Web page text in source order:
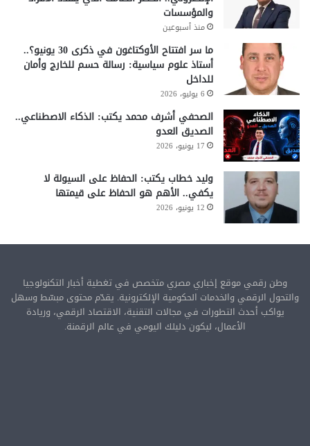
والمؤسسات
منذ أسبوعين
ما سر افتتاح الأوكتاغون في ذكرى 30 يونيو؟..
أستاذ علوم سياسية: رسالة حسم للخارج وأمان
للداخل
6 يوليو، 2026
الصحفي أشرف محمد يكتب: الذكاء الاصطناعي..
الصديق العدو
17 يونيو، 2026
وليد خطاب يكتب: الحفاظ على السيولة لا
يكفي.. الأهم هو الحفاظ على قيمتها
12 يونيو، 2026
وطن رقمي موقع إخباري مصري متخصص في تغطية أخبار التكنولوجيا
والتحول الرقمي والخدمات الحكومية الإلكترونية. يقدّم محتوى مبسّط وسهل
يواكب أحدث التطورات في مجالات التقنية، الاقتصاد الرقمي، وريادة
الأعمال، ليكون دليلك اليومي في عالم الرقمنة.